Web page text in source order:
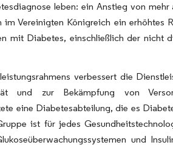
leben: ein Anstieg von
im Vereinigten Königreich ein
mit Diabetes, einschließlich der nicht
verbessert die
und zur Bekämpfung von
eine Diabetesabteilung, die es
ist für jedes
und